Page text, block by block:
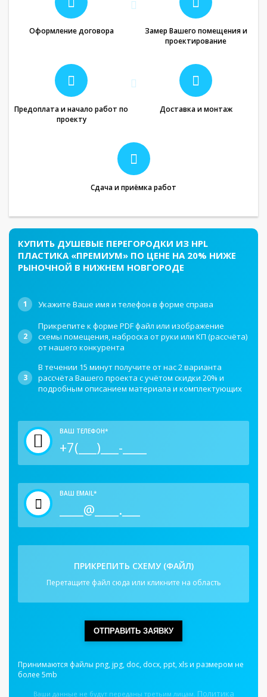
Оформление договора
Замер Вашего помещения и
проектирование
Предоплата и начало работ по
проекту
Доставка и монтаж
Сдача и приёмка работ
КУПИТЬ ДУШЕВЫЕ ПЕРЕГОРОДКИ ИЗ HPL
ПЛАСТИКА «ПРЕМИУМ» ПО ЦЕНЕ НА 20% НИЖЕ
РЫНОЧНОЙ В НИЖНЕМ НОВГОРОДЕ
1 Укажите Ваше имя и телефон в форме справа
2
Прикрепите к форме PDF файл или изображение
схемы помещения, наброска от руки или КП (рассчёта)
от нашего конкурента
3
В течении 15 минут получите от нас 2 варианта
рассчёта Вашего проекта с учётом скидки 20% и
подробным описанием материала и комплектующих
ВАШ ТЕЛЕФОН*
ВАШ EMAIL*
ПРИКРЕПИТЬ СХЕМУ (ФАЙЛ)
Перетащите файл сюда или кликните на область
ОТПРАВИТЬ ЗАЯВКУ
Принимаются файлы png, jpg, doc, docx, ppt, xls и размером не
более 5mb
Ваши данные не будут переданы третьим лицам. Политика